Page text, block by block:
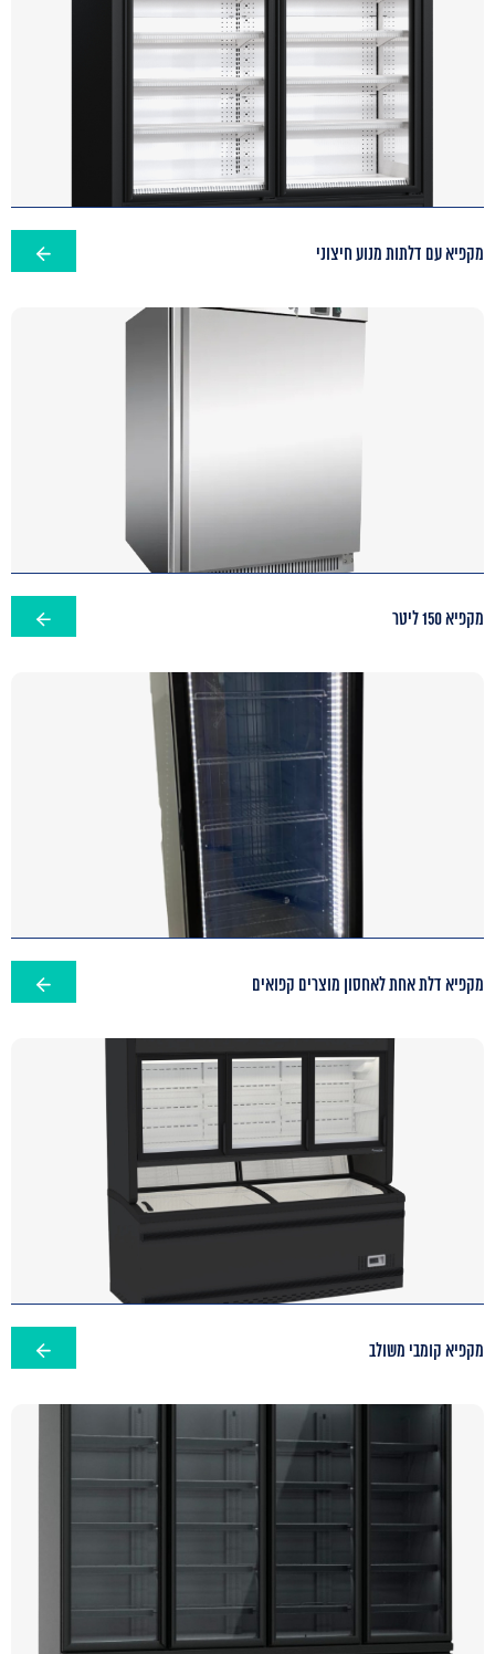
מקפיא עם דלתות מנוע חיצוני
מקפיא 150 ליטר
מקפיא דלת אחת לאחסון מוצרים קפואים
מקפיא קומבי משולב